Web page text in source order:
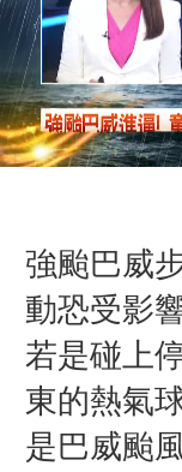
強颱巴威
動恐受影
若是碰上
東的熱氣
是巴威颱